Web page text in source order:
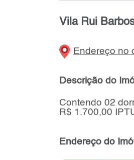
Vila Rui
Endereço no
Descrição do
Contendo 02
R$ 1.700,00
Endereço do